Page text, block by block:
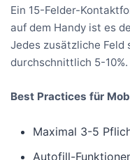
Ein 15-Felder-
auf dem Handy ist es
Jedes zusätzliche Feld
durchschnittlich 5-10%.
Best Practices für
Maximal 3-5
Autofill-